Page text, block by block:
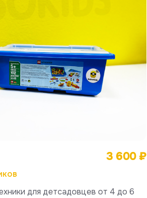
3 600 ₽
для детсадовцев от 4 до 6